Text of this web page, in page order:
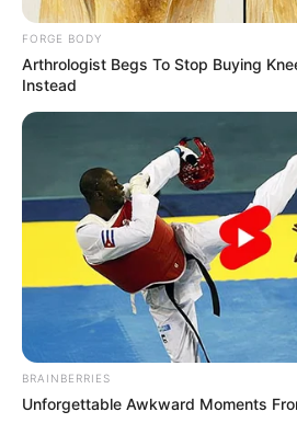
เจ้าหมอดู
แชร์
ดูดวงราศี
มาดูกันว่า 3 ราศีใด ที่
อสังหาริมทรัพย์ หรือได้รับโชคใหญ่
อยากได้มานานจะได้มาแบบไม่คา
ถูกใจ มีผู้ใหญ่คอยส่งเสริมช่วยเหลือ
FORGE BODY
Arthrologist Begs To Stop Buying
Instead
BRAINBERRIES
Unforgettable Awkward Moments